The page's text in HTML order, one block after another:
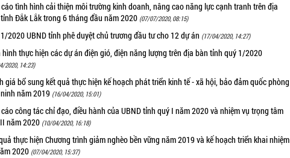
tình hình cải thiện môi trường kinh doanh, nâng cao năng lực cạnh tranh trên địa
Đắk Lắk trong 6 tháng đầu năm 2020 (07/07/2020, 08:15)
2020 UBND tỉnh phê duyệt chủ trương đầu tư cho 12 dự án (17/04/2020, 14:27)
hình thực hiện các dự án điện gió, điện năng lượng trên địa bàn tỉnh quý 1/2020
2020, 14:23)
giá bổ sung kết quả thực hiện kế hoạch phát triển kinh tế - xã hội, bảo đảm quốc phòng
năm 2019 (16/04/2020, 15:01)
công tác chỉ đạo, điều hành của UBND tỉnh quý I năm 2020 và nhiệm vụ trọng tâm
năm 2020 (10/04/2020, 16:18)
thực hiện Chương trình giảm nghèo bền vững năm 2019 và kế hoạch triển khai nhiệm
2020 (07/04/2020, 15:37)